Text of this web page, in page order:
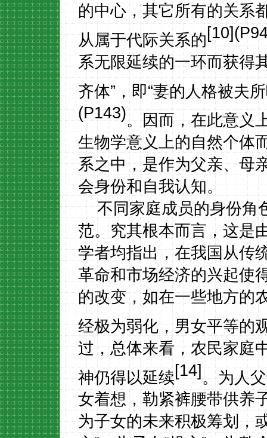
的中心，其它所有的关系
从属于代际关系的
系无限延续的一环而获得
齐体”，即“妻的人格被夫
(P143)。因而，在此意义
生物学意义上的自然个体
系之中，是作为父亲、母
会身份和自我认知。
不同家庭成员的身份角
范。究其根本而言，这是
学者均指出，在我国从传
革命和市场经济的兴起使
的改变，如在一些地方的
经极为弱化，男女平等的
过，总体来看，农民家庭
神仍得以延续[14]。为人
女着想，勒紧裤腰带供养
为子女的未来积极筹划，